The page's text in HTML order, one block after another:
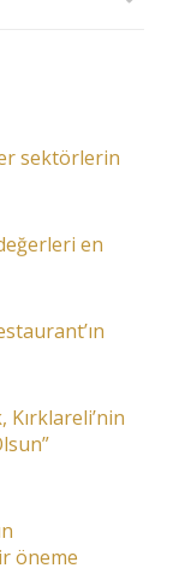
sektörlerin
en
Kırklareli’nin
öneme